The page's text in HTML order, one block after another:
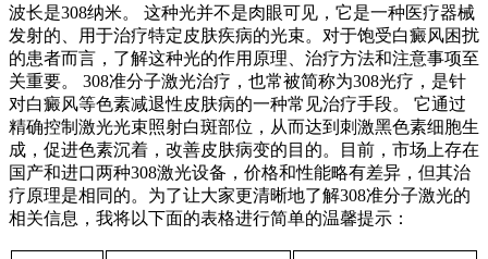
波长是308纳米。 这种光并不是肉眼可见，它是一种医疗器械
发射的、用于治疗特定皮肤疾病的光束。对于饱受白癜风困扰
的患者而言，了解这种光的作用原理、治疗方法和注意事项至
关重要。 308准分子激光治疗，也常被简称为308光疗，是针
对白癜风等色素减退性皮肤病的一种常见治疗手段。 它通过
精确控制激光光束照射白斑部位，从而达到刺激黑色素细胞生
成，促进色素沉着，改善皮肤病变的目的。目前，市场上存在
国产和进口两种308激光设备，价格和性能略有差异，但其治
疗原理是相同的。为了让大家更清晰地了解308准分子激光的
相关信息，我将以下面的表格进行简单的温馨提示：